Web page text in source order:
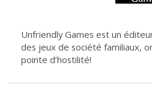
Unfriendly Games est un
des jeux de société familiaux,
pointe d’hostilité!